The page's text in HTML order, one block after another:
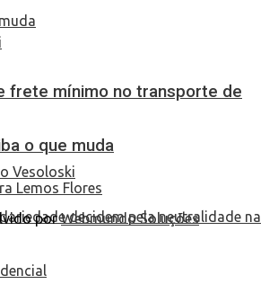
frete mínimo no transporte de
o que muda
Vesoloski
Lemos Flores
porWebmundo Soluções